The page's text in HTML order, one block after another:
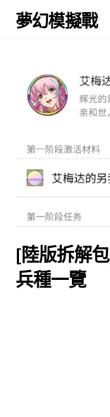
Skip
夢幻模擬戰
[陸版拆解
兵種一覽